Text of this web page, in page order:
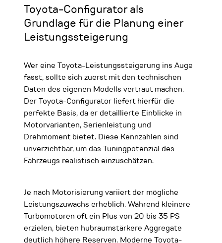
Toyota-Configurator als
Grundlage für die Planung einer
Leistungssteigerung
Wer eine Toyota-Leistungssteigerung ins Auge
fasst, sollte sich zuerst mit den technischen
Daten des eigenen Modells vertraut machen.
Der Toyota-Configurator liefert hierfür die
perfekte Basis, da er detaillierte Einblicke in
Motorvarianten, Serienleistung und
Drehmoment bietet. Diese Kennzahlen sind
unverzichtbar, um das Tuningpotenzial des
Fahrzeugs realistisch einzuschätzen.
Je nach Motorisierung variiert der mögliche
Leistungszuwachs erheblich. Während kleinere
Turbomotoren oft ein Plus von 20 bis 35 PS
erzielen, bieten hubraumstärkere Aggregate
deutlich höhere Reserven. Moderne Toyota-